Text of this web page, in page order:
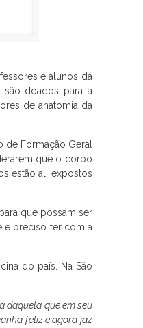
e alunos da
doados para a
de anatomia da
de Formação Geral
que o corpo
estão ali expostos
que possam ser
é preciso ter com a
do país. Na São
daquela que em seu
feliz e agora jaz